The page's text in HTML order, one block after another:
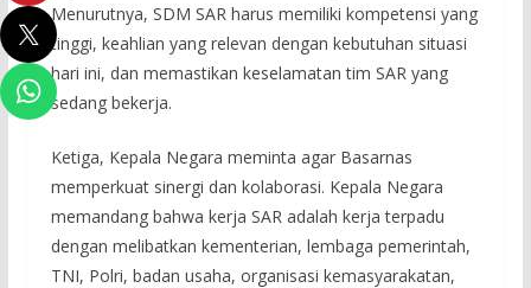
Menurutnya, SDM SAR harus memiliki kompetensi yang
tinggi, keahlian yang relevan dengan kebutuhan situasi
hari ini, dan memastikan keselamatan tim SAR yang
sedang bekerja.
Ketiga, Kepala Negara meminta agar Basarnas
memperkuat sinergi dan kolaborasi. Kepala Negara
memandang bahwa kerja SAR adalah kerja terpadu
dengan melibatkan kementerian, lembaga pemerintah,
TNI, Polri, badan usaha, organisasi kemasyarakatan,